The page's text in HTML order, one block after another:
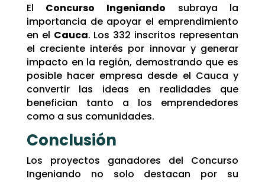
El Concurso Ingeniando subraya la
importancia de apoyar el emprendimiento
en el Cauca. Los 332 inscritos representan
el creciente interés por innovar y generar
impacto en la región, demostrando que es
posible hacer empresa desde el Cauca y
convertir las ideas en realidades que
benefician tanto a los emprendedores
como a sus comunidades.
Conclusión
Los proyectos ganadores del Concurso
Ingeniando no solo destacan por su